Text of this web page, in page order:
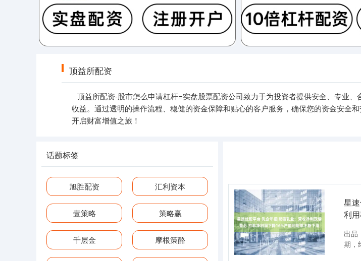
顶益所配资
顶益所配资-股市怎么申请杠杆=实盘股票配资公司致力于为投资者提供安全、专业
收益。通过透明的操作流程、稳健的资金保障和贴心的客户服务，确保您的资金安全
开启财富增值之旅！
星
利
出品
期，
话题标签
旭胜配资 汇利资本
壹策略 策略赢
千层金 摩根策酪